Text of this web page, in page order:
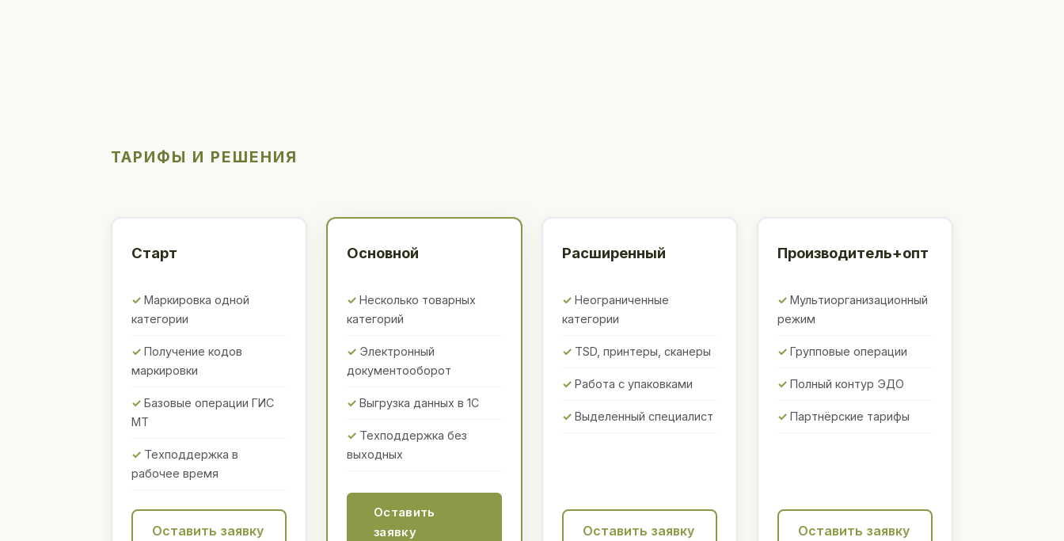
ТАРИФЫ И РЕШЕНИЯ
Старт
Маркировка одной
категории
Получение кодов
маркировки
Базовые операции ГИС
МТ
Техподдержка в
рабочее время
Оставить заявку
Основной
Несколько товарных
категорий
Электронный
документооборот
Выгрузка данных в 1С
Техподдержка без
выходных
Оставить
заявку
Расширенный
Неограниченные
категории
TSD, принтеры, сканеры
Работа с упаковками
Выделенный специалист
Оставить заявку
Производитель+опт
Мультиорганизационный
режим
Групповые операции
Полный контур ЭДО
Партнёрские тарифы
Оставить заявку